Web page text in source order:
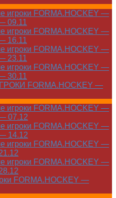
игроки FORMA.HOCKEY —
09.11
игроки FORMA.HOCKEY —
16.11
игроки FORMA.HOCKEY —
23.11
игроки FORMA.HOCKEY —
30.11
FORMA.HOCKEY —
игроки FORMA.HOCKEY —
07.12
игроки FORMA.HOCKEY —
14.12
игроки FORMA.HOCKEY —
игроки FORMA.HOCKEY —
FORMA.HOCKEY —